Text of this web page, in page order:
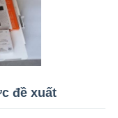
đề xuất